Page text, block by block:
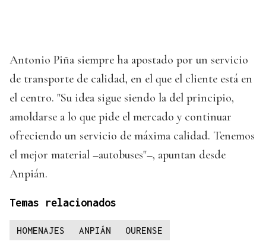
Antonio Piña siempre ha apostado por un servicio
de transporte de calidad, en el que el cliente está en
el centro. "Su idea sigue siendo la del principio,
amoldarse a lo que pide el mercado y continuar
ofreciendo un servicio de máxima calidad. Tenemos
el mejor material –autobuses"–, apuntan desde
Anpián.
Temas relacionados
HOMENAJES ANPIÁN OURENSE